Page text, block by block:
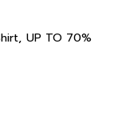
, UP TO 70%